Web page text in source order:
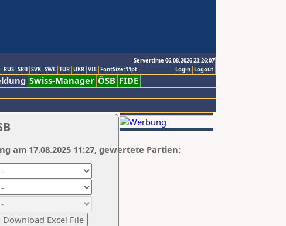
Servertime 06.08.2026 23:26:07
Logout
Login
RUS SRB SVK SWE TUR UKR VIE FontSize:11pt
Swiss-Manager ÖSB FIDE
am 17.08.2025 11:27, gewertete Partien: